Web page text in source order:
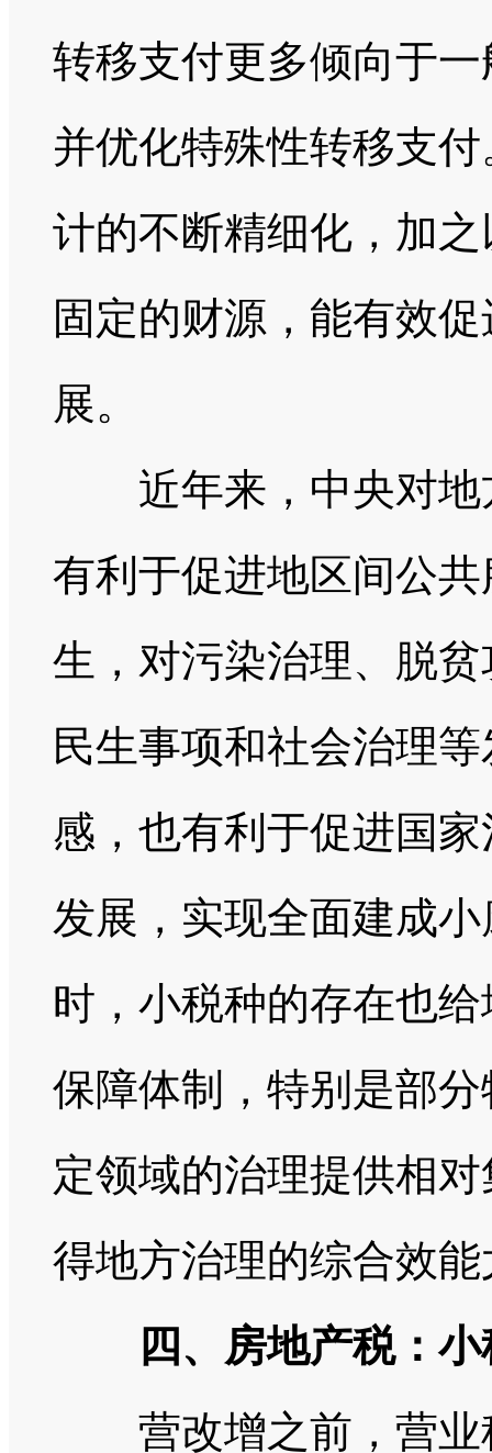
转移支付更多倾向于
并优化特殊性转移支
计的不断精细化，加
固定的财源，能有效
展。
近年来，中央对地
有利于促进地区间公
生，对污染治理、脱
民生事项和社会治理
感，也有利于促进国
发展，实现全面建成
时，小税种的存在也
保障体制，特别是部
定领域的治理提供相
得地方治理的综合效
四、房地产税：小
营改增之前，营业